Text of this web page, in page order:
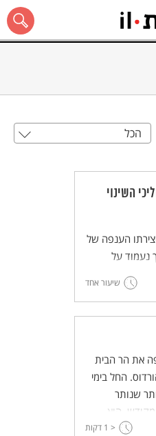
הכל
השינוי
הענפה של
נעמוד על
כולה –
לבחינה ולמבט
שיעור אחד
את הר הבית
החל בימי
שנותר
הוא
< 1 דקות